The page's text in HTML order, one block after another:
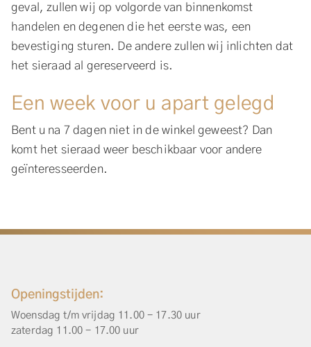
geval, zullen wij op volgorde van binnenkomst
handelen en degenen die het eerste was, een
bevestiging sturen. De andere zullen wij inlichten dat
het sieraad al gereserveerd is.
Een week voor u apart gelegd
Bent u na 7 dagen niet in de winkel geweest? Dan
komt het sieraad weer beschikbaar voor andere
geïnteresseerden.
Openingstijden:
Woensdag t/m vrijdag 11.00 - 17.30 uur
zaterdag 11.00 - 17.00 uur